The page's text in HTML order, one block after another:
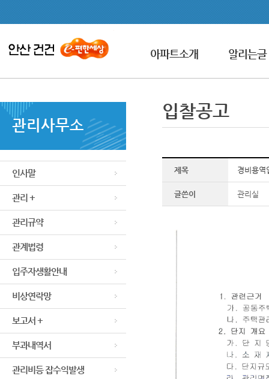
아파트소개 알리는글
관리사무소
인사말
관리 +
관리규약
관계법령
입주자생활안내
비상연락망
보고서 +
부과내역서
관리비등 잡수익발생
입찰공고
제목 경비용역
글쓴이 관리실